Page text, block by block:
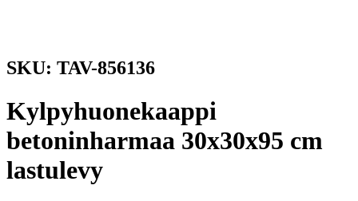
SKU: TAV-856136
Kylpyhuonekaappi
betoninharmaa 30x30x95 cm
lastulevy